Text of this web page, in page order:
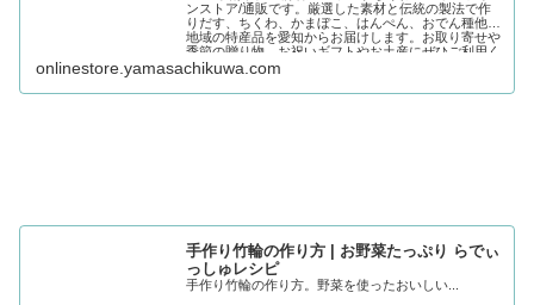
ンストア/通販です。厳選した素材と伝統の製法で作
りだす、ちくわ、かまぼこ、はんぺん、おでん種他、
地域の特産品を愛知からお届けします。お取り寄せや
季節の贈り物、お祝いギフトやお土産にぜひご利用く
ださい。
onlinestore.yamasachikuwa.com
手作り竹輪の作り方 | お野菜たっぷり らでぃ
っしゅレシピ
手作り竹輪の作り方。野菜を使ったおいしい...